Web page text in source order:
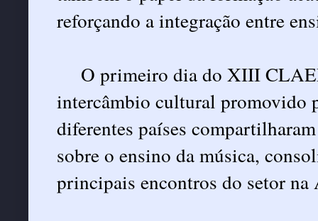
reforçando a integração entre
O primeiro dia do XIII
intercâmbio cultural promovido
diferentes países
sobre o ensino da música,
principais encontros do setor